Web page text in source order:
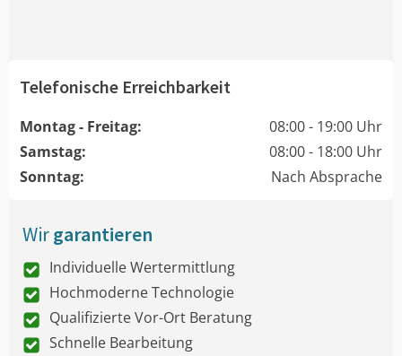
Telefonische Erreichbarkeit
Montag - Freitag:
08:00 - 19:00 Uhr
Samstag:
08:00 - 18:00 Uhr
Sonntag:
Nach Absprache
Wirgarantieren
Individuelle Wertermittlung
Hochmoderne Technologie
Qualifizierte Vor-Ort Beratung
Schnelle Bearbeitung